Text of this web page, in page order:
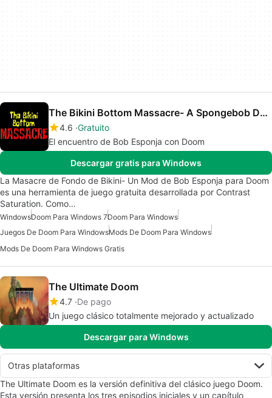
The Bikini Bottom Massacre- A Spongebob Doom Mod
4.6 Gratuito
El encuentro de Bob Esponja con Doom
Descargar gratis para Windows
La Masacre de Fondo de Bikini- Un Mod de Bob Esponja para Doom
es una herramienta de juego gratuita desarrollada por Contrast
Saturation. Como…
WindowsDoom Para Windows 7Doom Para Windows
Juegos De Doom Para WindowsMods De Doom Para Windows
Mods De Doom Para Windows Gratis
The Ultimate Doom
4.7 De pago
Un juego clásico totalmente mejorado y actualizado
Descargar para Windows
Otras plataformas
The Ultimate Doom es la versión definitiva del clásico juego Doom.
Esta versión presenta los tres episodios iniciales y un capítulo